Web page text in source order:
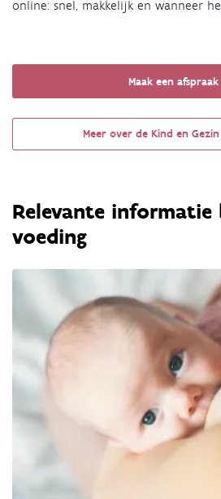
online: snel, makkelijk en wanneer
Maak een afspraak
Meer over de Kind en
Relevante informatie
voeding